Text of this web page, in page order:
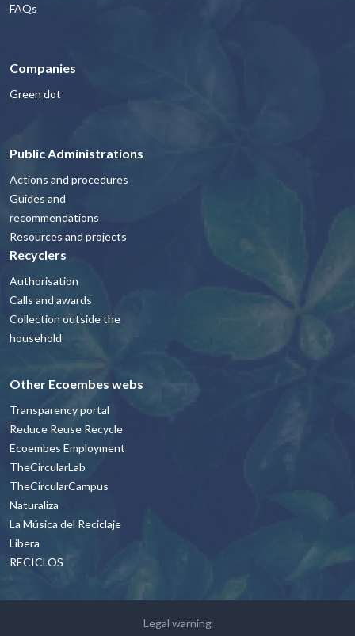
FAQs
Companies
Green dot
Public Administrations
Actions and procedures
Guides and
recommendations
Resources and projects
Recyclers
Authorisation
Calls and awards
Collection outside the
household
Other Ecoembes webs
Transparency portal
Reduce Reuse Recycle
Ecoembes Employment
TheCircularLab
TheCircularCampus
Naturaliza
La Música del Reciclaje
Libera
RECICLOS
Footer - contacto y avisos legales
Legal warning